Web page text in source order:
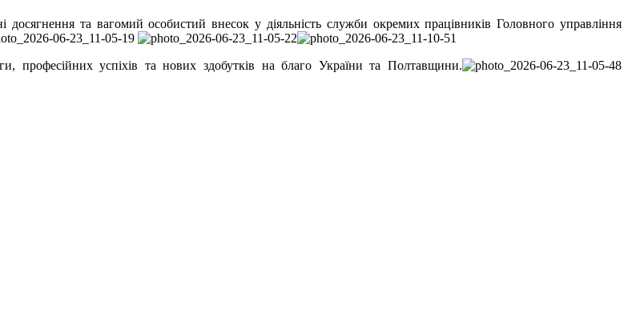
досягнення та вагомий особистий внесок у діяльність служби окремих працівників Головного управління
успіхів та нових здобутків на благо України та Полтавщини.